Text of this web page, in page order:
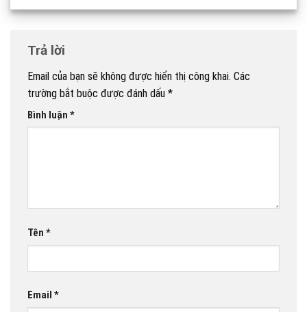
Trả lời
Email của bạn sẽ không được hiển thị công khai. Các
trường bắt buộc được đánh dấu *
Bình luận *
Tên *
Email *